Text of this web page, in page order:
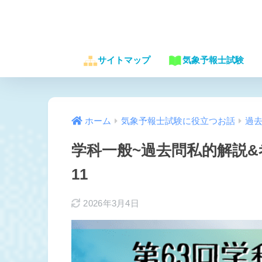
サイトマップ 気象予報士試験
ホーム 気象予報士試験に役立つお話 過
学科一般~過去問私的解説
11
2026年3月4日